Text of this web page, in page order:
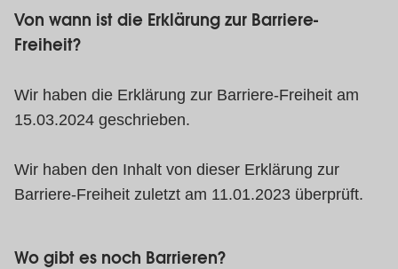
Von wann ist die Erklärung zur Barriere-
Freiheit?
Wir haben die Erklärung zur Barriere-Freiheit am
15.03.2024 geschrieben.
Wir haben den Inhalt von dieser Erklärung zur
Barriere-Freiheit zuletzt am 11.01.2023 überprüft.
Wo gibt es noch Barrieren?